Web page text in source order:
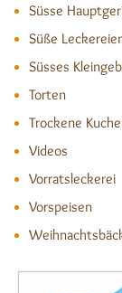
Süsse
Süße
Süsses
Torten
Trockene
Videos
Vorratsleckerei
Vorspeisen